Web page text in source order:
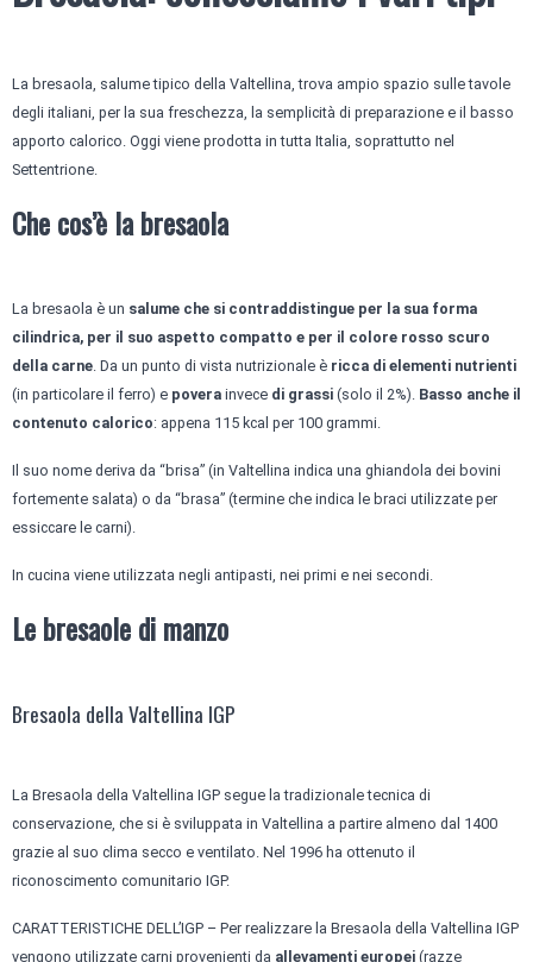
La bresaola, salume tipico della Valtellina, trova ampio spazio sulle tavole
degli italiani, per la sua freschezza, la semplicità di preparazione e il basso
apporto calorico. Oggi viene prodotta in tutta Italia, soprattutto nel
Settentrione.
Che cos’è la bresaola
La bresaola è un salume che si contraddistingue per la sua forma
cilindrica, per il suo aspetto compatto e per il colore rosso scuro
della carne . Da un punto di vista nutrizionale è ricca di elementi nutrienti
(in particolare il ferro) e povera invece di grassi (solo il 2%). Basso anche il
contenuto calorico: appena 115 kcal per 100 grammi.
Il suo nome deriva da “brisa” (in Valtellina indica una ghiandola dei bovini
fortemente salata) o da “brasa” (termine che indica le braci utilizzate per
essiccare le carni).
In cucina viene utilizzata negli antipasti, nei primi e nei secondi.
Le bresaole di manzo
Bresaola della Valtellina IGP
La Bresaola della Valtellina IGP segue la tradizionale tecnica di
conservazione, che si è sviluppata in Valtellina a partire almeno dal 1400
grazie al suo clima secco e ventilato. Nel 1996 ha ottenuto il
riconoscimento comunitario IGP.
CARATTERISTICHE DELL’IGP – Per realizzare la Bresaola della Valtellina IGP
vengono utilizzate carni provenienti da allevamenti europei (razze